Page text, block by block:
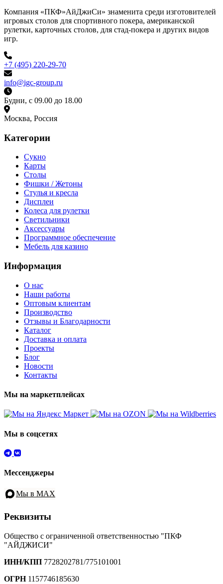
Компания «ПКФ»АйДжиСи» знаменита среди изготовителей
игровых столов для спортивного покера, американской
рулетки, карточных столов, для стад-покера и других видов
игр.
+7 (495) 220-29-70
info@igc-group.ru
Будни, с 09.00 до 18.00
Москва, Россия
Категории
Сукно
Карты
Столы
Фишки / Жетоны
Стулья и кресла
Дисплеи
Колеса для рулетки
Светильники
Аксессуары
Программное обеспечение
Мебель для казино
Информация
О нас
Наши работы
Оптовым клиентам
Производство
Отзывы и Благодарности
Каталог
Доставка и оплата
Проекты
Блог
Новости
Контакты
Мы на маркетплейсах
Мы в соцсетях
Мессенджеры
Мы в MAX
Реквизиты
Общество с ограниченной ответственностью "ПКФ
"АЙДЖИСИ"
ИНН/КПП 7728202781/775101001
ОГРН1157746185630